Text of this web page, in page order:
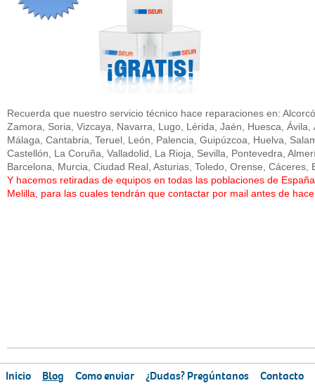
Recuerda que nuestro servicio técnico hace reparaciones en:
Zamora, Soria, Vizcaya, Navarra, Lugo, Lérida, Jaén, Huesca,
Málaga, Cantabria, Teruel, León, Palencia, Guipúzcoa, Huelva,
Castellón, La Coruña, Valladolid, La Rioja, Sevilla, Pontevedra,
Barcelona, Murcia, Ciudad Real, Asturias, Toledo, Orense, Cáceres,
Y hacemos retiradas de equipos en todas las poblaciones de
Melilla, para las cuales tendrán que contactar por mail antes de
Inicio Blog Como enviar ¿Dudas? Pregúntanos Contacto